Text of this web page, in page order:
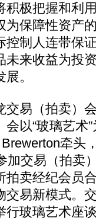
极把握和利
保障性资产
制人连带保
未来收益为投
。
易（拍卖）
以“玻璃艺术
牵头
加交易（拍卖
卖经纪会员
易新模式。
行玻璃艺术座